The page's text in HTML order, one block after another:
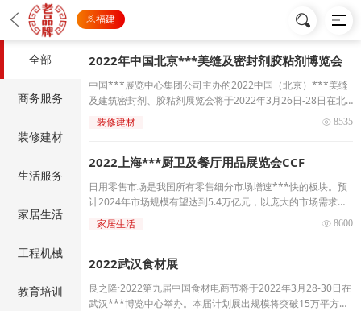
福建
全部
商务服务
装修建材
生活服务
家居生活
工程机械
教育培训
2022年中国北京***美缝及密封剂胶粘剂博览会
中国***展览中心集团公司主办的2022中国（北京）***美缝
及建筑密封剂、胶粘剂展览会将于2022年3月26日-28日在北
京中国***展览中心（顺义新国展）隆重举办。
装修建材  8535
2022上海***厨卫及餐厅用品展览会CCF
日用零售市场是我国所有零售细分市场增速***快的板块。预
计2024年市场规模有望达到5.4万亿元，以庞大的市场需求为
导向，2022上海***日用百货商品（春季）博览会暨上海***
厨卫及餐厅用品展览会规模新升级，整体展出10万平方米。届
品，汇聚全渠道买家，旨在为行业人士提供商贸洽谈、资讯交
家居生活  8600
2022武汉食材展
良之隆·2022第九届中国食材电商节将于2022年3月28-30日在
武汉***博览中心举办。本届计划展出规模将突破15万平方